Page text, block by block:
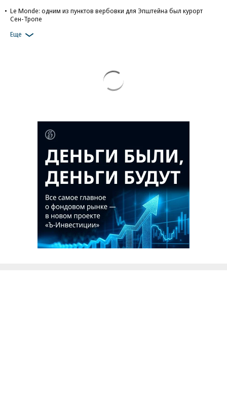
Le Monde: одним из пунктов вербовки для Эпштейна был курорт
Сен-Тропе
Еще